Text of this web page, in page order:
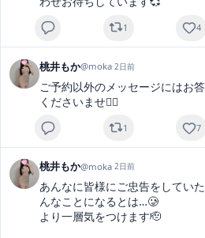
1 4
桃井もか@moka·2日前
ご予約以外のメッセージにはお
くださいませ🙂‍↕️
1 7
桃井もか@moka·2日前
あんなに皆様にご忠告をしてい
んなことになるとは…🥲
より一層気をつけます🫡